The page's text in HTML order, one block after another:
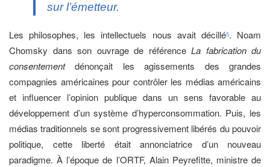
sur l’émetteur.
Les philosophes, les intellectuels nous avait décillé5. Noam
Chomsky dans son ouvrage de référence La fabrication du
consentementdénonçait les agissements des grandes
compagnies américaines pour contrôler les médias américains
et influencer l’opinion publique dans un sens favorable au
développement d’un système d’hyperconsommation. Puis, les
médias traditionnels se sont progressivement libérés du pouvoir
politique, cette liberté était annonciatrice d’un nouveau
paradigme. À l’époque de l’ORTF, Alain Peyrefitte, ministre de